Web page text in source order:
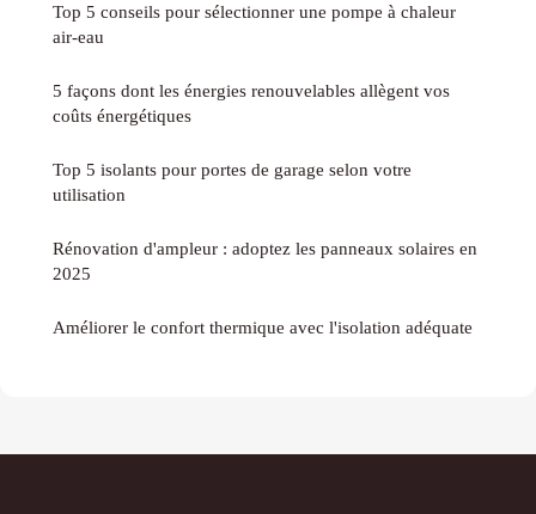
Top 5 conseils pour sélectionner une pompe à chaleur
air-eau
5 façons dont les énergies renouvelables allègent vos
coûts énergétiques
Top 5 isolants pour portes de garage selon votre
utilisation
Rénovation d'ampleur : adoptez les panneaux solaires en
2025
Améliorer le confort thermique avec l'isolation adéquate